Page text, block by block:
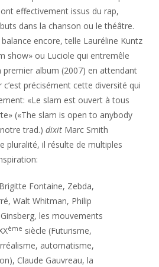
effectivement issus du rap,
dans la chanson ou le théâtre.
encore, telle Lauréline Kuntz
show» ou Luciole qui entremêle
album (2007) en attendant
précisément cette diversité qui
«Le slam est ouvert à tous
(«The slam is open to anybody
trad.)dixit Marc Smith
pluralité, il résulte de multiples
Fontaine, Zebda,
Walt Whitman, Philip
les mouvements
ème siècle (Futurisme,
automatisme,
Claude Gauvreau, la